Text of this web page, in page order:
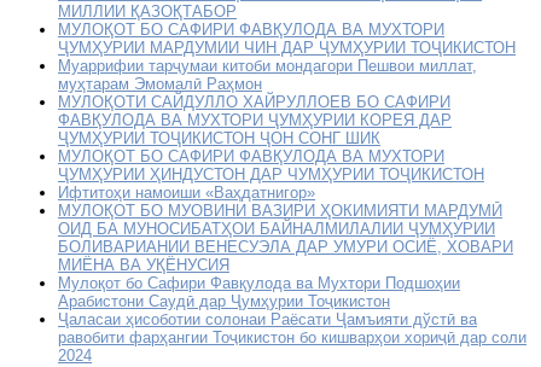
МИЛЛИИ ҚАЗОҚТАБОР
МУЛОҚОТ БО САФИРИ ФАВҚУЛОДА ВА МУХТОРИ
ҶУМҲУРИИ МАРДУМИИ ЧИН ДАР ҶУМҲУРИИ ТОҶИКИСТОН
Муаррифии тарҷумаи китоби мондагори Пешвои миллат,
муҳтарам Эмомалӣ Раҳмон
МУЛОҚОТИ САЙДУЛЛО ХАЙРУЛЛОЕВ БО САФИРИ
ФАВҚУЛОДА ВА МУХТОРИ ҶУМҲУРИИ КОРЕЯ ДАР
ҶУМҲУРИИ ТОҶИКИСТОН ҶОН СОНГ ШИК
МУЛОҚОТ БО САФИРИ ФАВҚУЛОДА ВА МУХТОРИ
ҶУМҲУРИИ ҲИНДУСТОН ДАР ЧУМҲУРИИ ТОҶИКИСТОН
Ифтитоҳи намоиши «Ваҳдатнигор»
МУЛОҚОТ БО МУОВИНИ ВАЗИРИ ҲОКИМИЯТИ МАРДУМӢ
ОИД БА МУНОСИБАТҲОИ БАЙНАЛМИЛАЛИИ ҶУМҲУРИИ
БОЛИВАРИАНИИ ВЕНЕСУЭЛА ДАР УМУРИ ОСИЁ, ХОВАРИ
МИЁНА ВА УҚЁНУСИЯ
Мулоқот бо Сафири Фавқулода ва Мухтори Подшоҳии
Арабистони Саудӣ дар Ҷумҳурии Тоҷикистон
Ҷаласаи ҳисоботии солонаи Раёсати Ҷамъияти дўстӣ ва
равобити фарҳангии Тоҷикистон бо кишварҳои хориҷӣ дар соли
2024